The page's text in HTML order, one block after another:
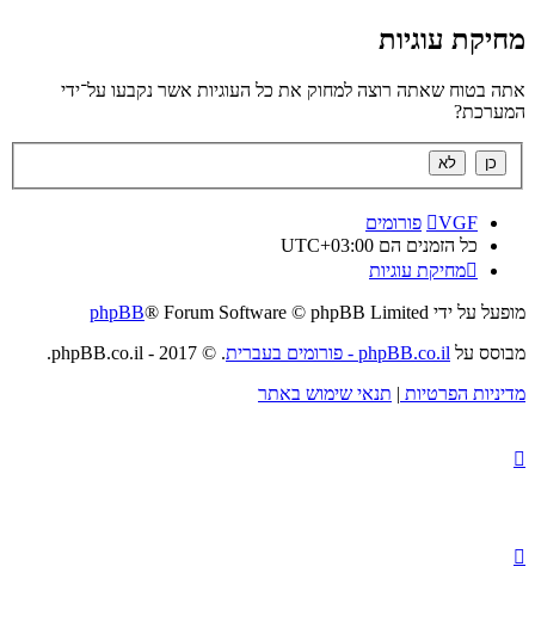
מחיקת עוגיות
אתה בטוח שאתה רוצה למחוק את כל העוגיות אשר נקבעו על־ידי
המערכת?
VGF
פורומים
כל הזמנים הם UTC+03:00
מחיקת עוגיות
מופעל על ידי phpBB® Forum Software © phpBB Limited
מבוסס על phpBB.co.il - פורומים בעברית
. © 2017 - phpBB.co.il.
מדיניות הפרטיות | תנאי שימוש באתר